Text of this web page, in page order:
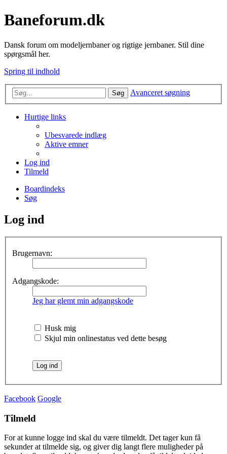
Baneforum.dk
Dansk forum om modeljernbaner og rigtige jernbaner. Stil dine
spørgsmål her.
Spring til indhold
Søg Avanceret søgning
Hurtige links
Ubesvarede indlæg
Aktive emner
Log ind
Tilmeld
Boardindeks
Søg
Log ind
Brugernavn:
Adgangskode:
Jeg har glemt min adgangskode
Husk mig
Skjul min onlinestatus ved dette besøg
Facebook Google
Tilmeld
For at kunne logge ind skal du være tilmeldt. Det tager kun få
sekunder at tilmelde sig, og giver dig langt flere muligheder på